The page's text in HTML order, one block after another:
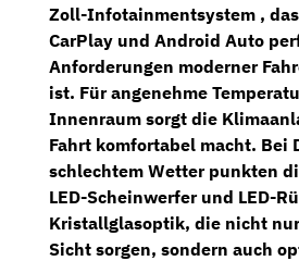
Zoll-Infotainmentsystem ,
CarPlay und Android Auto
Anforderungen moderner
ist. Für angenehme
Innenraum sorgt die
Fahrt komfortabel macht. Bei
schlechtem Wetter punkten
LED-Scheinwerferund LED-
Kristallglasoptik, die nicht
Sicht sorgen, sondern auch